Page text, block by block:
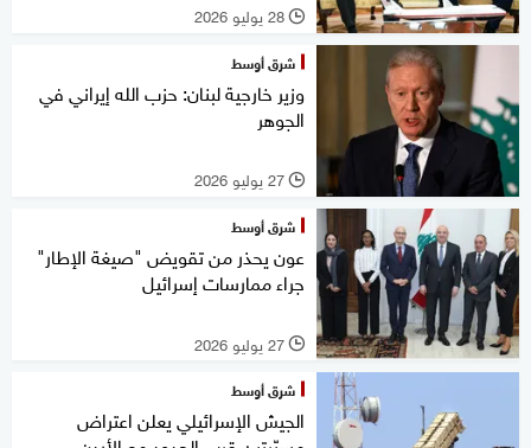
l 28 يوليو 2026
شرق أوسط
وزير خارجية لبنان: حزب الله إيراني في
الجوهر
l 27 يوليو 2026
شرق أوسط
عون يحذر من تقويض "صيغة الإطار"
جراء ممارسات إسرائيل
l 27 يوليو 2026
شرق أوسط
الجيش الإسرائيلي يعلن اعتراض